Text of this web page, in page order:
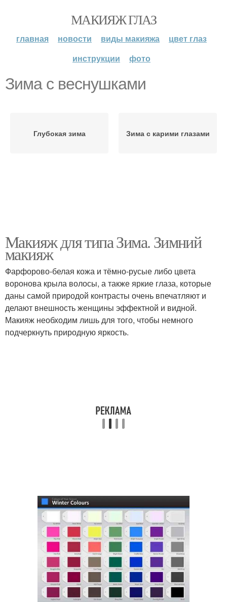
МАКИЯЖ ГЛАЗ
главная новости виды макияжа
цвет глаз
инструкции
фото
Зима с веснушками
Глубокая зима Зима с карими глазами
Макияж для типа Зима. Зимний
макияж
Фарфорово-белая кожа и тёмно-русые либо цвета
воронова крыла волосы, а также яркие глаза, которые
даны самой природой контрасты очень впечатляют и
делают внешность женщины эффектной и видной.
Макияж необходим лишь для того, чтобы немного
подчеркнуть природную яркость.